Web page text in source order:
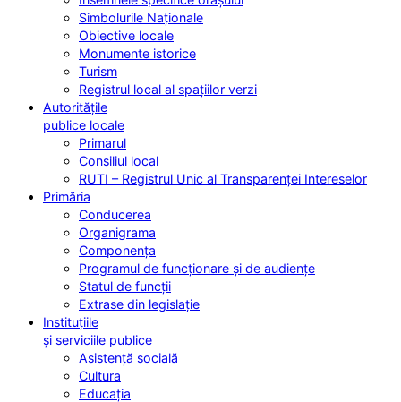
Simbolurile Naționale
Obiective locale
Monumente istorice
Turism
Registrul local al spațiilor verzi
Autoritățile
publice locale
Primarul
Consiliul local
RUTI – Registrul Unic al Transparenței Intereselor
Primăria
Conducerea
Organigrama
Componența
Programul de funcționare și de audiențe
Statul de funcții
Extrase din legislație
Instituțiile
și serviciile publice
Asistență socială
Cultura
Educația